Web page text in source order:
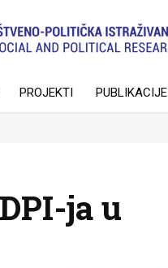
PROJEKTI PUBLIKACIJE
ja u